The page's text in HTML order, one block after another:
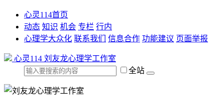
心灵114首页
动态 知识 机会 专栏 行内
心理学大众化 联系我们 信息合作 功能建议 页面举报
心灵114 刘友龙心理学工作室
全站